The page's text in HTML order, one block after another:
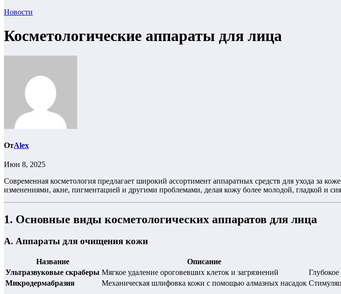
Новости
Косметологические аппараты для лица
ОтAlex
Июн 8, 2025
Современная косметология предлагает широкий ассортимент аппаратных средств для ухода за
изменениями, акне, пигментацией и другими проблемами, делая кожу более молодой, гладкой и
1. Основные виды косметологических аппаратов для лица
А. Аппараты для очищения кожи
Название Описание
Ультразвуковые скраберы Мягкое удаление ороговевших клеток и загрязнений
Микродермабразия
Механическая шлифовка кожи с помощью алмазных насадок